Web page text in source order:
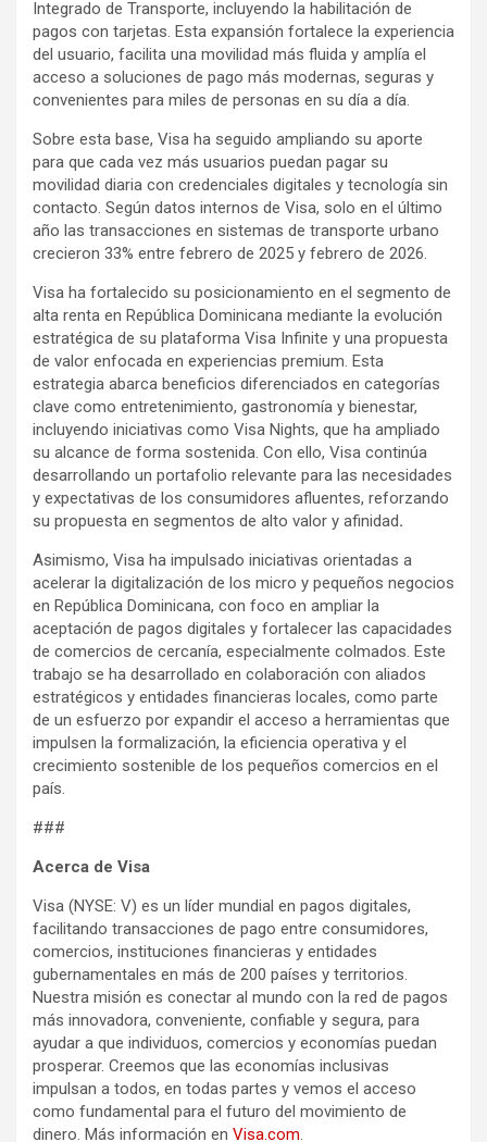
Integrado de Transporte, incluyendo la habilitación de
pagos con tarjetas. Esta expansión fortalece la experiencia
del usuario, facilita una movilidad más fluida y amplía el
acceso a soluciones de pago más modernas, seguras y
convenientes para miles de personas en su día a día.
Sobre esta base, Visa ha seguido ampliando su aporte
para que cada vez más usuarios puedan pagar su
movilidad diaria con credenciales digitales y tecnología sin
contacto. Según datos internos de Visa, solo en el último
año las transacciones en sistemas de transporte urbano
crecieron 33% entre febrero de 2025 y febrero de 2026.
Visa ha fortalecido su posicionamiento en el segmento de
alta renta en República Dominicana mediante la evolución
estratégica de su plataforma Visa Infinite y una propuesta
de valor enfocada en experiencias premium. Esta
estrategia abarca beneficios diferenciados en categorías
clave como entretenimiento, gastronomía y bienestar,
incluyendo iniciativas como Visa Nights, que ha ampliado
su alcance de forma sostenida. Con ello, Visa continúa
desarrollando un portafolio relevante para las necesidades
y expectativas de los consumidores afluentes, reforzando
su propuesta en segmentos de alto valor y afinidad.
Asimismo, Visa ha impulsado iniciativas orientadas a
acelerar la digitalización de los micro y pequeños negocios
en República Dominicana, con foco en ampliar la
aceptación de pagos digitales y fortalecer las capacidades
de comercios de cercanía, especialmente colmados. Este
trabajo se ha desarrollado en colaboración con aliados
estratégicos y entidades financieras locales, como parte
de un esfuerzo por expandir el acceso a herramientas que
impulsen la formalización, la eficiencia operativa y el
crecimiento sostenible de los pequeños comercios en el
país.
###
Acerca de Visa
Visa (NYSE: V) es un líder mundial en pagos digitales,
facilitando transacciones de pago entre consumidores,
comercios, instituciones financieras y entidades
gubernamentales en más de 200 países y territorios.
Nuestra misión es conectar al mundo con la red de pagos
más innovadora, conveniente, confiable y segura, para
ayudar a que individuos, comercios y economías puedan
prosperar. Creemos que las economías inclusivas
impulsan a todos, en todas partes y vemos el acceso
como fundamental para el futuro del movimiento de
dinero. Más información en Visa.com.